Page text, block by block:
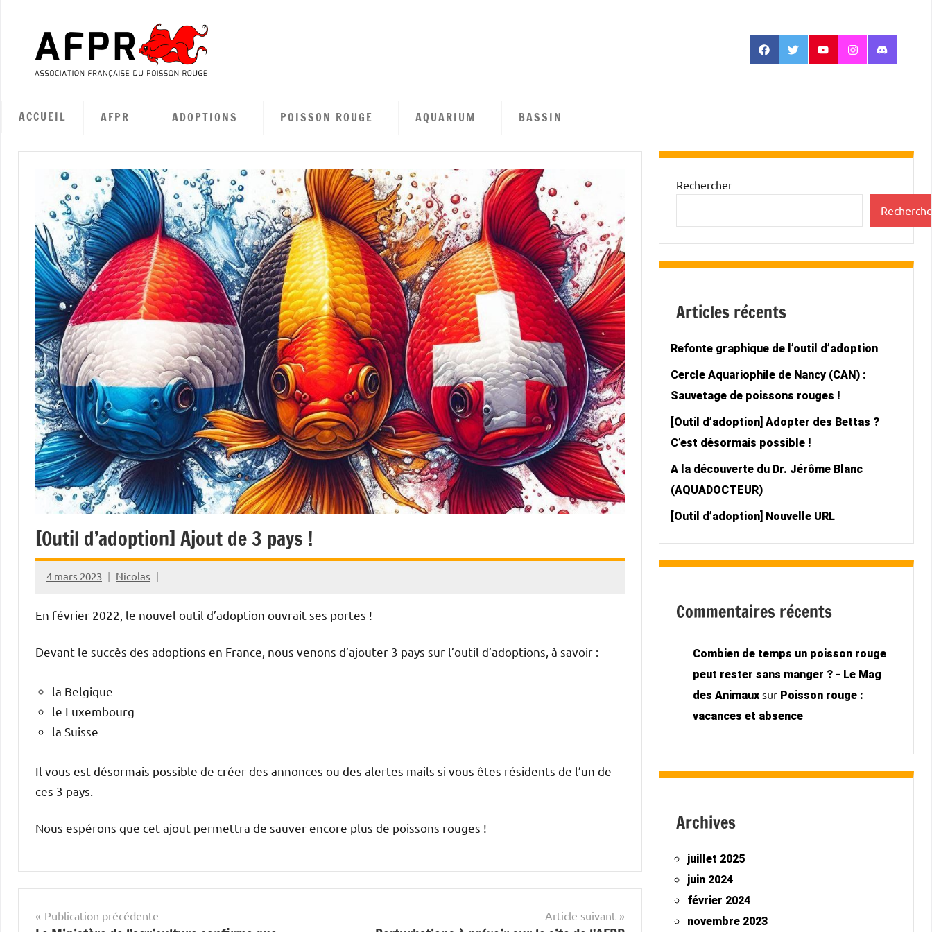
contenu
Française
du
Poisson
Rouge
FacebookTwitterYoutubeInstagramDiscord
ACCUEIL AFPR ADOPTIONS POISSON ROUGE AQUARIUM BASSIN
[Outil d’adoption] Ajout de 3 pays !
4 mars 2023 Nicolas
En février 2022, le nouvel outil d’adoption ouvrait ses portes !
Devant le succès des adoptions en France, nous venons d’ajouter 3 pays sur l’outil d’adoptions, à savoir :
la Belgique
le Luxembourg
la Suisse
Il vous est désormais possible de créer des annonces ou des alertes mails si vous êtes résidents de l’un de
ces 3 pays.
Nous espérons que cet ajout permettra de sauver encore plus de poissons rouges !
Navigation
Publication précédente Article suivant
Rechercher
Articles récents
Refonte graphique de l’outil d’adoption
Cercle Aquariophile de Nancy (CAN) :
Sauvetage de poissons rouges !
[Outil d’adoption] Adopter des Bettas ?
C’est désormais possible !
A la découverte du Dr. Jérôme Blanc
(AQUADOCTEUR)
[Outil d’adoption] Nouvelle URL
Commentaires récents
Combien de temps un poisson rouge
peut rester sans manger ? - Le Mag
des Animaux sur Poisson rouge :
vacances et absence
Archives
juillet 2025
juin 2024
février 2024
novembre 2023